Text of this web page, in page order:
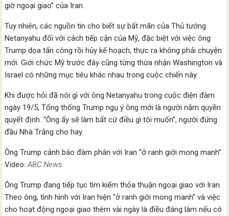
giờ ngoại giao” của Iran.
Tuy nhiên, các nguồn tin cho biết sự bất mãn của Thủ tướng
Netanyahu đối với cách tiếp cận của Mỹ, đặc biệt với việc ông
Trump dọa tấn công rồi hủy kế hoạch, thực ra không phải chuyện
mới. Giới chức Mỹ trước đây cũng từng thừa nhận Washington và
Israel có những mục tiêu khác nhau trong cuộc chiến này.
Khi được hỏi đã nói gì với ông Netanyahu trong cuộc điện đàm
ngày 19/5, Tổng thống Trump ngụ ý ông mới là người nắm quyền
quyết định. “Ông ấy sẽ làm bất cứ điều gì tôi muốn”, người đứng
đầu Nhà Trắng cho hay.
Ông Trump cảnh báo đàm phán với Iran “ở ranh giới mong manh”.
Video:ABC News
Ông Trump đang tiếp tục tìm kiếm thỏa thuận ngoại giao với Iran.
Theo ông, tình hình với Iran hiện “ở ranh giới mong manh” và việc
cho hoạt động ngoại giao thêm vài ngày là điều đáng làm nếu có